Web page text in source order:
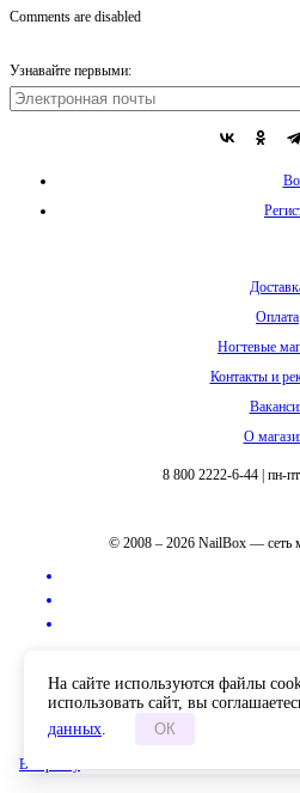
В корзину
Comments are disabled
Узнавайте первыми:
Оплата
Ногтевые
Контакты и
О
8 800 2222-6-44 пн-
© 2008 – 2026 NailBox — сеть
На сайте используются файлы
использовать сайт, вы
данных. ОК